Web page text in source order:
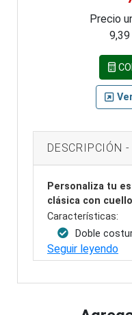
Precio
DESCRIPCIÓN -
Personaliza tu
clásica con
Características:
Doble
para mayor
para un ajuste
Tela de
Seguir leyendo